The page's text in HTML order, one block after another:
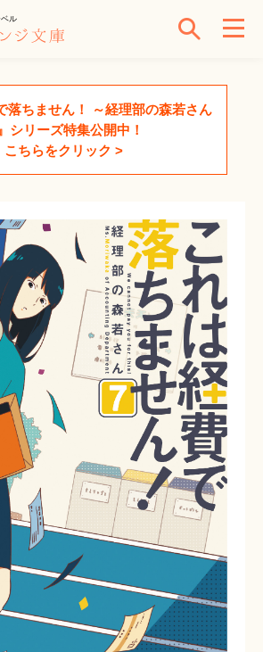
ル
落ちません！ ～経理部の森若さん
シリーズ特集公開中！
こちらをクリック >